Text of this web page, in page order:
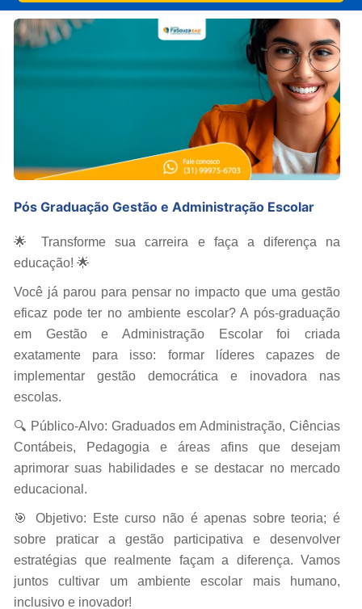
Pós Graduação Gestão e Administração Escolar
🌟 Transforme sua carreira e faça a diferença na
educação! 🌟
Você já parou para pensar no impacto que uma gestão
eficaz pode ter no ambiente escolar? A pós-graduação
em Gestão e Administração Escolar foi criada
exatamente para isso: formar líderes capazes de
implementar gestão democrática e inovadora nas
escolas.
🔍 Público-Alvo: Graduados em Administração, Ciências
Contábeis, Pedagogia e áreas afins que desejam
aprimorar suas habilidades e se destacar no mercado
educacional.
🎯 Objetivo: Este curso não é apenas sobre teoria; é
sobre praticar a gestão participativa e desenvolver
estratégias que realmente façam a diferença. Vamos
juntos cultivar um ambiente escolar mais humano,
inclusivo e inovador!